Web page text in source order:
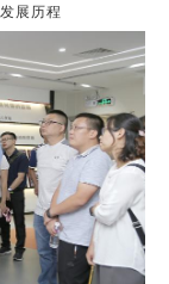
展历程